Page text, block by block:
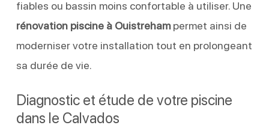
fiables ou bassin moins confortable à utiliser. Une
rénovation piscine à Ouistrehampermet ainsi de
moderniser votre installation tout en prolongeant
sa durée de vie.
Diagnostic et étude de votre piscine
dans le Calvados